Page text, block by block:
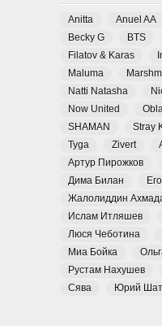
Anitta Anuel AA
Becky G
BTS
Filatov & Karas
Maluma
Natti Natasha
Now United
SHAMAN
Stray
Tyga
Zivert
Артур Пирожков
Дима Билан
Жалолиддин
Ислам Итляшев
Люся Чеботина
Миа Бойка
Рустам Нахушев
Сява
Юрий